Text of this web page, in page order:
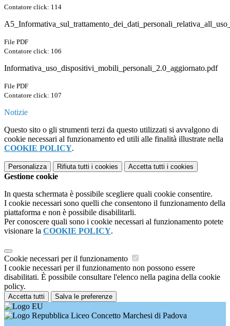
Contatore click: 114
File PDF
Contatore click: 106
Informativa_uso_dispositivi_mobili_personali_2.0_aggiornato.pdf
File PDF
Contatore click: 107
Notizie
Questo sito o gli strumenti terzi da questo utilizzati si avvalgono di
cookie necessari al funzionamento ed utili alle finalità illustrate nella
COOKIE POLICY.
Personalizza Rifiuta tutti i cookies Accetta tutti i cookies
Gestione cookie
In questa schermata è possibile scegliere quali cookie consentire.
I cookie necessari sono quelli che consentono il funzionamento della
piattaforma e non è possibile disabilitarli.
Per conoscere quali sono i cookie necessari al funzionamento potete
visionare la COOKIE POLICY.
Cookie necessari per il funzionamento
I cookie necessari per il funzionamento non possono essere
disabilitati. È possibile consultare l'elenco nella pagina della cookie
policy.
Accetta tutti Salva le preferenze
Liceo Concetto Marchesi di Padova